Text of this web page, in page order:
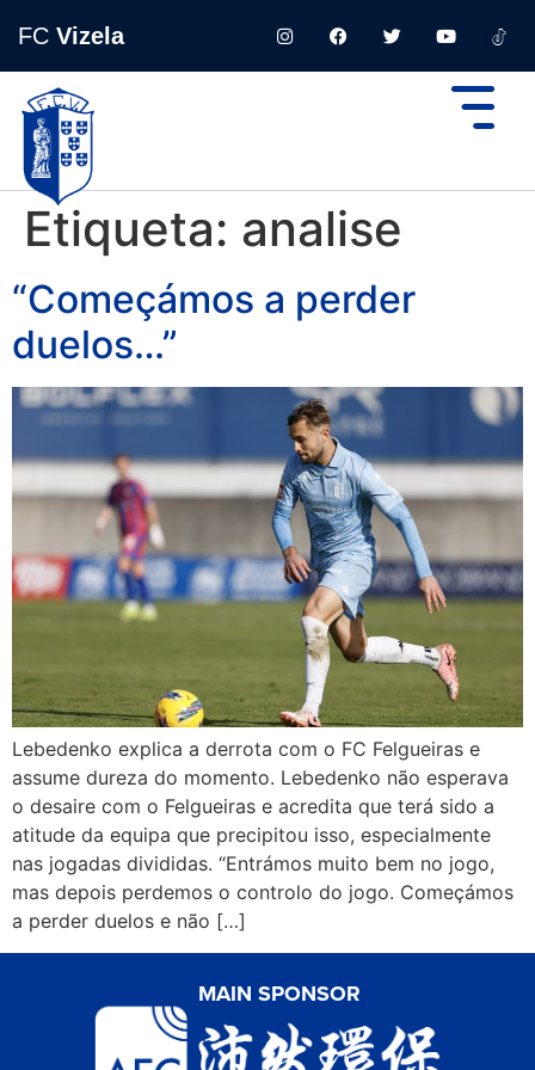
FC Vizela
Etiqueta: analise
“Começámos a perder
duelos…”
Lebedenko explica a derrota com o FC Felgueiras e
assume dureza do momento. Lebedenko não esperava
o desaire com o Felgueiras e acredita que terá sido a
atitude da equipa que precipitou isso, especialmente
nas jogadas divididas. “Entrámos muito bem no jogo,
mas depois perdemos o controlo do jogo. Começámos
a perder duelos e não […]
MAIN SPONSOR